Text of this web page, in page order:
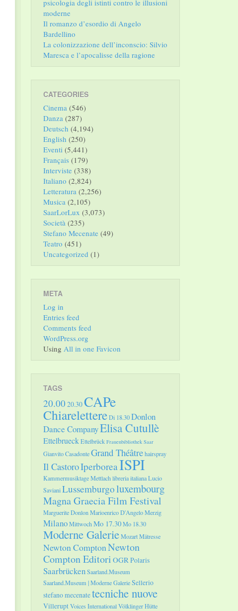
psicologia degli istinti contro le illusioni
moderne
Il romanzo d’esordio di Angelo
Bardellino
La colonizzazione dell’inconscio: Silvio
Maresca e l’apocalisse della ragione
CATEGORIES
Cinema (546)
Danza (287)
Deutsch (4,194)
English (250)
Eventi (5,441)
Français (179)
Interviste (338)
Italiano (2,824)
Letteratura (2,256)
Musica (2,105)
SaarLorLux (3,073)
Società (235)
Stefano Mecenate (49)
Teatro (451)
Uncategorized (1)
META
Log in
Entries feed
Comments feed
WordPress.org
Using All in one Favicon
TAGS
20.00 20.30CAPe
ChiarelettereDi 18.30Donlon
Dance CompanyElisa Cutullè
EttelbrueckEttelbrück Frauenbibliothek Saar
Gianvito CasadonteGrand Théâtrehairspray
Il CastoroIperboreaISPI
Kammermusiktage Mettlachlibreria italianaLucio
SavianiLussemburgoluxembourg
Magna Graecia Film Festival
Marguerite DonlonMarioenrico D'AngeloMerzig
MilanoMittwochMo 17.30Mo 18.30
Moderne GalerieMozartMätresse
Newton ComptonNewton
Compton Editori OGRPolaris
SaarbrückenSaarland.Museum
Saarland.Museum | Moderne GalerieSellerio
stefano mecenatetecniche nuove
VilleruptVoices InternationalVölklinger Hütte